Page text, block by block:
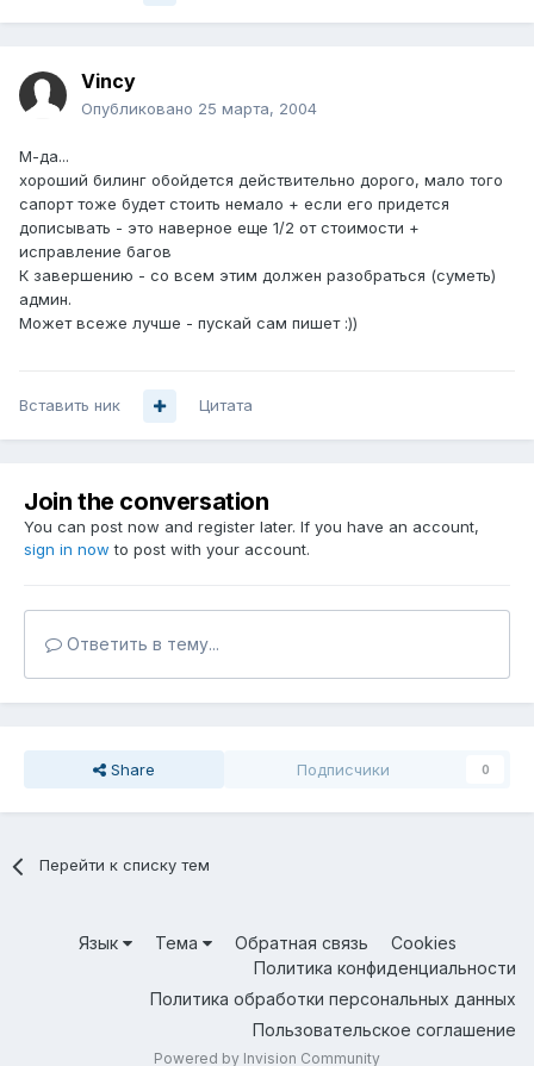
Vincy
Опубликовано 25 марта, 2004
М-да...
хороший билинг обойдется действительно дорого, мало того
сапорт тоже будет стоить немало + если его придется
дописывать - это наверное еще 1/2 от стоимости +
исправление багов
К завершению - со всем этим должен разобраться (суметь)
админ.
Может всеже лучше - пускай сам пишет :))
Вставить ник Цитата
Join the conversation
You can post now and register later. If you have an account,
sign in now to post with your account.
Ответить в тему...
Share Подписчики 0
Перейти к списку тем
Язык Тема Обратная связь
Cookies
Политика конфиденциальности
Политика обработки персональных данных
Пользовательское соглашение
Powered by Invision Community